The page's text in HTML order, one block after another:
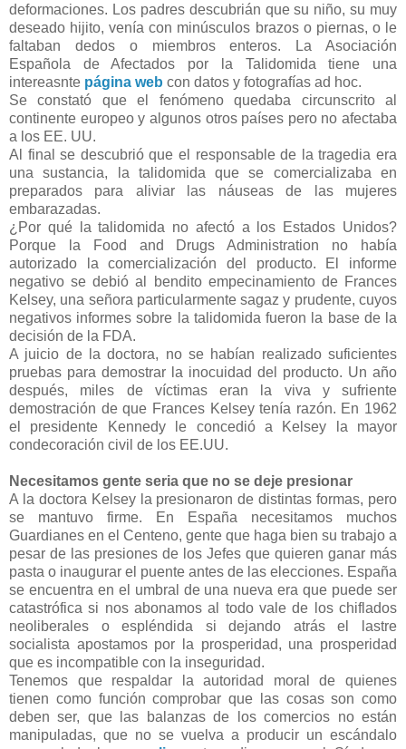
deformaciones. Los padres descubrián que su niño, su muy
deseado hijito, venía con minúsculos brazos o piernas, o le
faltaban dedos o miembros enteros. La Asociación
Española de Afectados por la Talidomida tiene una
intereasnte página web con datos y fotografías ad hoc.
Se constató que el fenómeno quedaba circunscrito al
continente europeo y algunos otros países pero no afectaba
a los EE. UU.
Al final se descubrió que el responsable de la tragedia era
una sustancia, la talidomida que se comercializaba en
preparados para aliviar las náuseas de las mujeres
embarazadas.
¿Por qué la talidomida no afectó a los Estados Unidos?
Porque la Food and Drugs Administration no había
autorizado la comercialización del producto. El informe
negativo se debió al bendito empecinamiento de Frances
Kelsey, una señora particularmente sagaz y prudente, cuyos
negativos informes sobre la talidomida fueron la base de la
decisión de la FDA.
A juicio de la doctora, no se habían realizado suficientes
pruebas para demostrar la inocuidad del producto. Un año
después, miles de víctimas eran la viva y sufriente
demostración de que Frances Kelsey tenía razón. En 1962
el presidente Kennedy le concedió a Kelsey la mayor
condecoración civil de los EE.UU.
Necesitamos gente seria que no se deje presionar
A la doctora Kelsey la presionaron de distintas formas, pero
se mantuvo firme. En España necesitamos muchos
Guardianes en el Centeno, gente que haga bien su trabajo a
pesar de las presiones de los Jefes que quieren ganar más
pasta o inaugurar el puente antes de las elecciones. España
se encuentra en el umbral de una nueva era que puede ser
catastrófica si nos abonamos al todo vale de los chiflados
neoliberales o espléndida si dejando atrás el lastre
socialista apostamos por la prosperidad, una prosperidad
que es incompatible con la inseguridad.
Tenemos que respaldar la autoridad moral de quienes
tienen como función comprobar que las cosas son como
deben ser, que las balanzas de los comercios no están
manipuladas, que no se vuelva a producir un escándalo